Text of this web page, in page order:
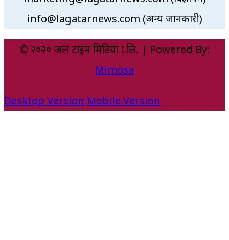
info@lagatarnews.com (अन्य जानकारी)
© २०२० अल टाइम मिडिया प्रा.लि. | Powered By:
Mimosa
Desktop Version Mobile Version